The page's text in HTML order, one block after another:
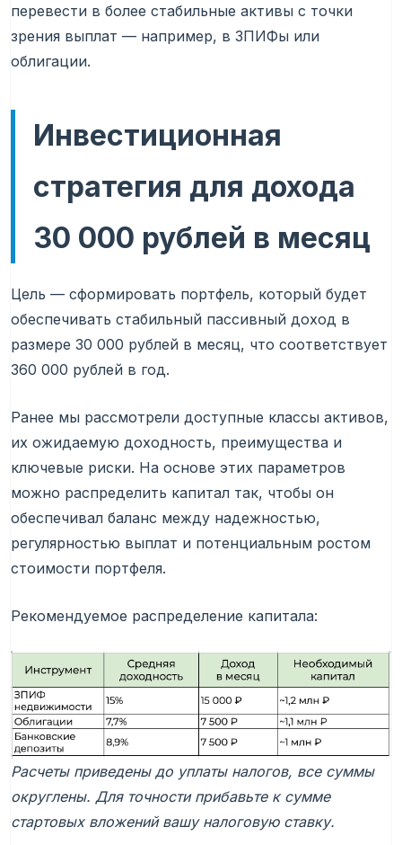
перевести в более стабильные активы с точки
зрения выплат — например, в ЗПИФы или
облигации.
Инвестиционная
стратегия для дохода
30 000 рублей в месяц
Цель — сформировать портфель, который будет
обеспечивать стабильный пассивный доход в
размере 30 000 рублей в месяц, что соответствует
360 000 рублей в год.
Ранее мы рассмотрели доступные классы активов,
их ожидаемую доходность, преимущества и
ключевые риски. На основе этих параметров
можно распределить капитал так, чтобы он
обеспечивал баланс между надежностью,
регулярностью выплат и потенциальным ростом
стоимости портфеля.
Рекомендуемое распределение капитала:
Расчеты приведены до уплаты налогов, все суммы
округлены. Для точности прибавьте к сумме
стартовых вложений вашу налоговую ставку.